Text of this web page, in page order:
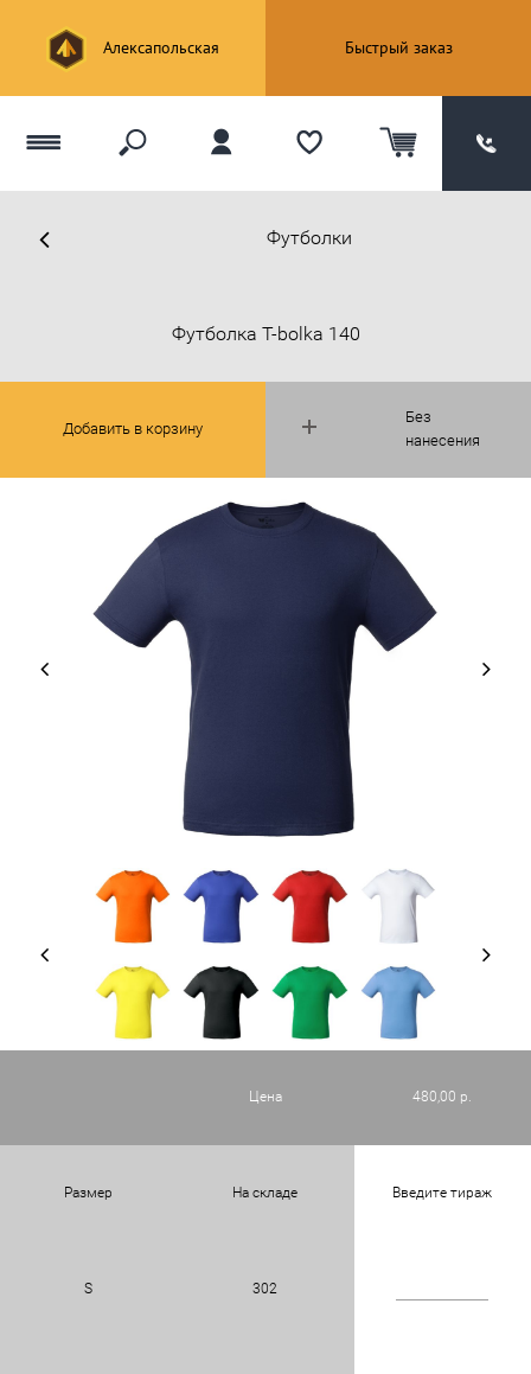
Алексапольская Быстрый заказ
Футболки
Без
нанесения
Футболка T-bolka 140
Добавить в корзину
Цена 480,00 р.
Размер На складе Введите тираж
S 302